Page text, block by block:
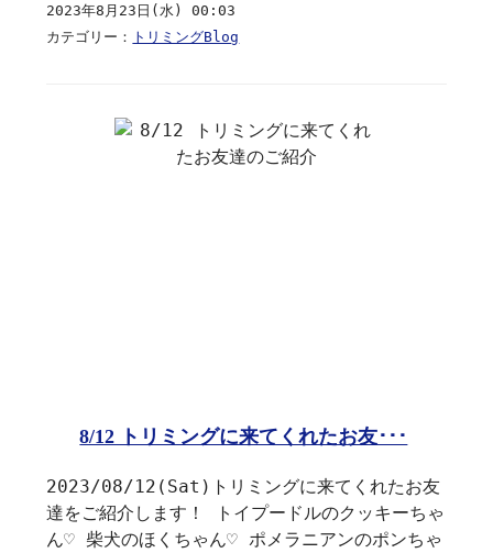
2023年8月23日(水) 00:03
カテゴリー： トリミングBlog
8/12 トリミングに来てくれたお友･･･
2023/08/12(Sat)トリミングに来てくれたお友
達をご紹介します！ トイプードルのクッキーちゃ
ん♡ 柴犬のほくちゃん♡ ポメラニアンのポンちゃ